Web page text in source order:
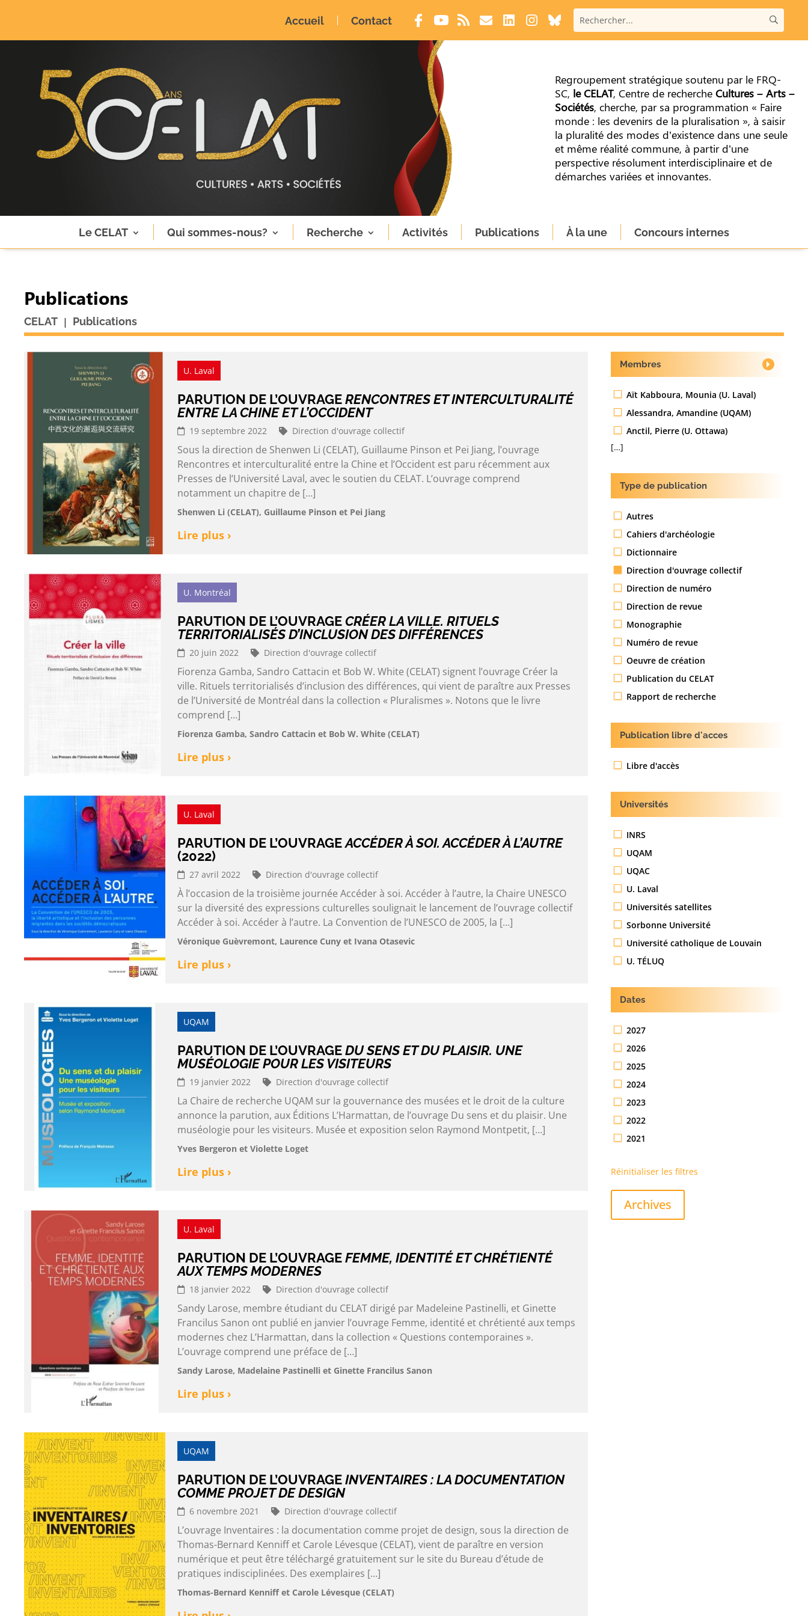
Accueil Contact
Regroupement stratégique soutenu par le FRQ-
SC, le CELAT, Centre de recherche Cultures – Arts –
Sociétés, cherche, par sa programmation « Faire
monde : les devenirs de la pluralisation », à saisir
la pluralité des modes d’existence dans une seule
et même réalité commune, à partir d’une
perspective résolument interdisciplinaire et de
démarches variées et innovantes.
Le CELAT Qui sommes-nous? Recherche Activités Publications À la une Concours internes
Publications
CELAT | Publications
U. Laval
PARUTION DE L’OUVRAGERENCONTRES ET INTERCULTURALITÉ
ENTRE LA CHINE ET L’OCCIDENT
19 septembre 2022 Direction d'ouvrage collectif
Sous la direction de Shenwen Li (CELAT), Guillaume Pinson et Pei Jiang, l’ouvrage
Rencontres et interculturalité entre la Chine et l’Occident est paru récemment aux
Presses de l’Université Laval, avec le soutien du CELAT. L’ouvrage comprend
notamment un chapitre de […]
Shenwen Li (CELAT), Guillaume Pinson et Pei Jiang
Lire plus ›
U. Montréal
PARUTION DE L’OUVRAGECRÉER LA VILLE. RITUELS
TERRITORIALISÉS D’INCLUSION DES DIFFÉRENCES
20 juin 2022 Direction d'ouvrage collectif
Fiorenza Gamba, Sandro Cattacin et Bob W. White (CELAT) signent l’ouvrage Créer la
ville. Rituels territorialisés d’inclusion des différences, qui vient de paraître aux Presses
de l’Université de Montréal dans la collection « Pluralismes ». Notons que le livre
comprend […]
Fiorenza Gamba, Sandro Cattacin et Bob W. White (CELAT)
Lire plus ›
U. Laval
PARUTION DE L’OUVRAGEACCÉDER À SOI. ACCÉDER À L’AUTRE
(2022)
27 avril 2022 Direction d'ouvrage collectif
À l’occasion de la troisième journée Accéder à soi. Accéder à l’autre, la Chaire UNESCO
sur la diversité des expressions culturelles soulignait le lancement de l’ouvrage collectif
Accéder à soi. Accéder à l’autre. La Convention de l’UNESCO de 2005, la […]
Véronique Guèvremont, Laurence Cuny et Ivana Otasevic
Lire plus ›
UQAM
PARUTION DE L’OUVRAGEDU SENS ET DU PLAISIR. UNE
MUSÉOLOGIE POUR LES VISITEURS
19 janvier 2022 Direction d'ouvrage collectif
La Chaire de recherche UQAM sur la gouvernance des musées et le droit de la culture
annonce la parution, aux Éditions L’Harmattan, de l’ouvrage Du sens et du plaisir. Une
muséologie pour les visiteurs. Musée et exposition selon Raymond Montpetit, […]
Yves Bergeron et Violette Loget
Lire plus ›
U. Laval
PARUTION DE L’OUVRAGEFEMME, IDENTITÉ ET CHRÉTIENTÉ
AUX TEMPS MODERNES
18 janvier 2022 Direction d'ouvrage collectif
Sandy Larose, membre étudiant du CELAT dirigé par Madeleine Pastinelli, et Ginette
Francilus Sanon ont publié en janvier l’ouvrage Femme, identité et chrétienté aux temps
modernes chez L’Harmattan, dans la collection « Questions contemporaines ».
L’ouvrage comprend une préface de […]
Sandy Larose, Madelaine Pastinelli et Ginette Francilus Sanon
Lire plus ›
UQAM
PARUTION DE L’OUVRAGEINVENTAIRES : LA DOCUMENTATION
COMME PROJET DE DESIGN
6 novembre 2021 Direction d'ouvrage collectif
L’ouvrage Inventaires : la documentation comme projet de design, sous la direction de
Thomas-Bernard Kenniff et Carole Lévesque (CELAT), vient de paraître en version
numérique et peut être téléchargé gratuitement sur le site du Bureau d’étude de
pratiques indisciplinées. Des exemplaires […]
Thomas-Bernard Kenniff et Carole Lévesque (CELAT)
Membres
Aït Kabboura, Mounia (U. Laval)
Alessandra, Amandine (UQAM)
Anctil, Pierre (U. Ottawa)
[…]
Type de publication
Autres
Cahiers d'archéologie
Dictionnaire
Direction d'ouvrage collectif
Direction de numéro
Direction de revue
Monographie
Numéro de revue
Oeuvre de création
Publication du CELAT
Rapport de recherche
Publication libre d'acces
Libre d'accès
Universités
INRS
UQAM
UQAC
U. Laval
Universités satellites
Sorbonne Université
Université catholique de Louvain
U. TÉLUQ
Dates
2027
2026
2025
2024
2023
2022
2021
Réinitialiser les filtres
Archives